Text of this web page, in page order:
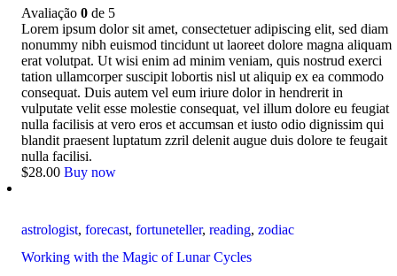
Avaliação 0 de 5
Lorem ipsum dolor sit amet, consectetuer adipiscing elit, sed diam
nonummy nibh euismod tincidunt ut laoreet dolore magna aliquam
erat volutpat. Ut wisi enim ad minim veniam, quis nostrud exerci
tation ullamcorper suscipit lobortis nisl ut aliquip ex ea commodo
consequat. Duis autem vel eum iriure dolor in hendrerit in
vulputate velit esse molestie consequat, vel illum dolore eu feugiat
nulla facilisis at vero eros et accumsan et iusto odio dignissim qui
blandit praesent luptatum zzril delenit augue duis dolore te feugait
nulla facilisi.
$28.00 Buy now
astrologist, forecast, fortuneteller, reading, zodiac
Working with the Magic of Lunar Cycles